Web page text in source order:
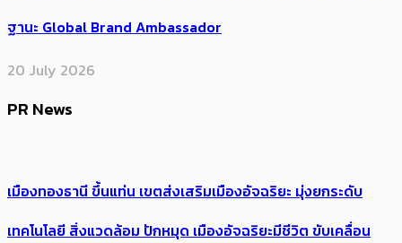
ฐานะ Global Brand Ambassador
20 July 2026
PR News
เมืองทองธานี ขึ้นแท่น เขตส่งเสริมเมืองอัจฉริยะ มุ่งยกระดับ
เทคโนโลยี สิ่งแวดล้อม ปักหมุด เมืองอัจฉริยะมีชีวิต ขับเคลื่อน